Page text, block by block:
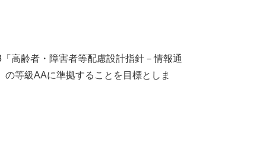
高齢者・障害者等配慮設計指針－情報通
等級AAに準拠することを目標としま